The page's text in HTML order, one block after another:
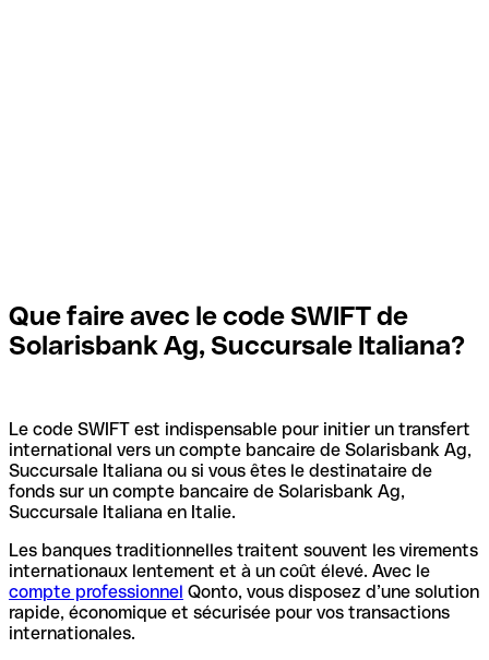
Que faire avec le code SWIFT de
Solarisbank Ag, Succursale Italiana?
Le code SWIFT est indispensable pour initier un transfert
international vers un compte bancaire de Solarisbank Ag,
Succursale Italiana ou si vous êtes le destinataire de
fonds sur un compte bancaire de Solarisbank Ag,
Succursale Italiana en Italie.
Les banques traditionnelles traitent souvent les virements
internationaux lentement et à un coût élevé. Avec le
compte professionnel Qonto, vous disposez d’une solution
rapide, économique et sécurisée pour vos transactions
internationales.